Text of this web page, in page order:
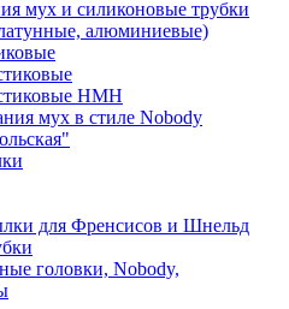
мух и силиконовые трубки
алюминиевые)
HMH
мух в стиле Nobody
для Френсисов и Шнельд
головки, Nobody,